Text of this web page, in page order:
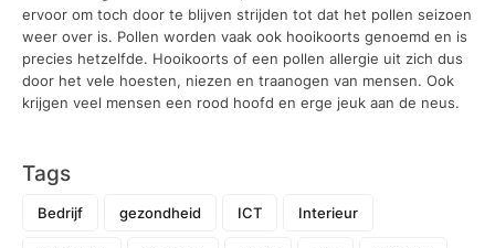
ervoor om toch door te blijven strijden tot dat het pollen seizoen
weer over is. Pollen worden vaak ook hooikoorts genoemd en is
precies hetzelfde. Hooikoorts of een pollen allergie uit zich dus
door het vele hoesten, niezen en traanogen van mensen. Ook
krijgen veel mensen een rood hoofd en erge jeuk aan de neus.
Tags
Bedrijf gezondheid ICT Interieur